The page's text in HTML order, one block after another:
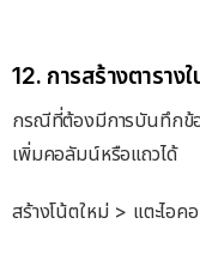
12. การสร้างตาราง
กรณีที่ต้องมีการบันทึกข้อ
เพิ่มคอลัมน์หรือแถวได้
สร้างโน้ตใหม่ > แตะไอค